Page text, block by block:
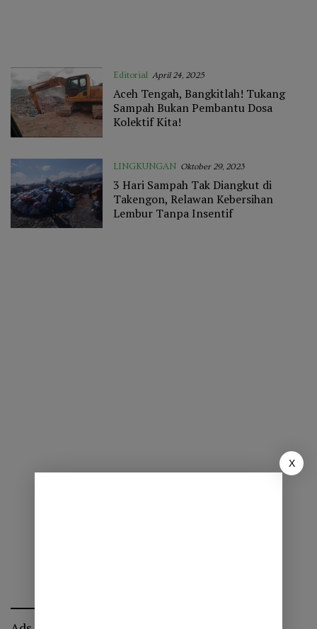
Editorial April 24, 2025
Aceh Tengah, Bangkitlah! Tukang
Sampah Bukan Pembantu Dosa
Kolektif Kita!
LINGKUNGAN Oktober 29, 2023
3 Hari Sampah Tak Diangkut di
Takengon, Relawan Kebersihan
Lembur Tanpa Insentif
X